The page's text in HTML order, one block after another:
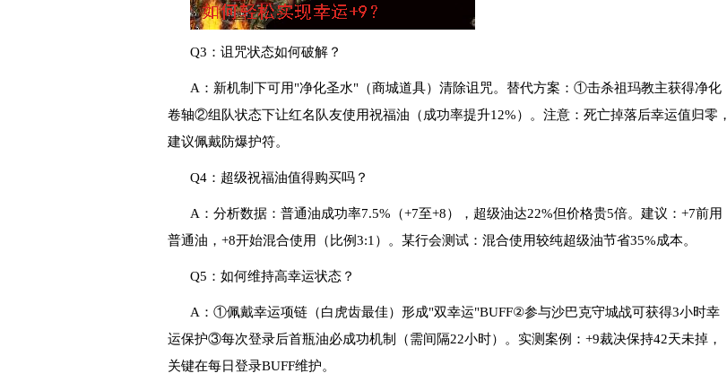
Q3：诅咒状态如何破解？
A：新机制下可用"净化圣水"（商城道具）清除诅咒。替代方案：①击杀祖玛教主获得净化
卷轴②组队状态下让红名队友使用祝福油（成功率提升12%）。注意：死亡掉落后幸运值归零，
建议佩戴防爆护符。
Q4：超级祝福油值得购买吗？
A：分析数据：普通油成功率7.5%（+7至+8），超级油达22%但价格贵5倍。建议：+7前用
普通油，+8开始混合使用（比例3:1）。某行会测试：混合使用较纯超级油节省35%成本。
Q5：如何维持高幸运状态？
A：①佩戴幸运项链（白虎齿最佳）形成"双幸运"BUFF②参与沙巴克守城战可获得3小时幸
运保护③每次登录后首瓶油必成功机制（需间隔22小时）。实测案例：+9裁决保持42天未掉，
关键在每日登录BUFF维护。